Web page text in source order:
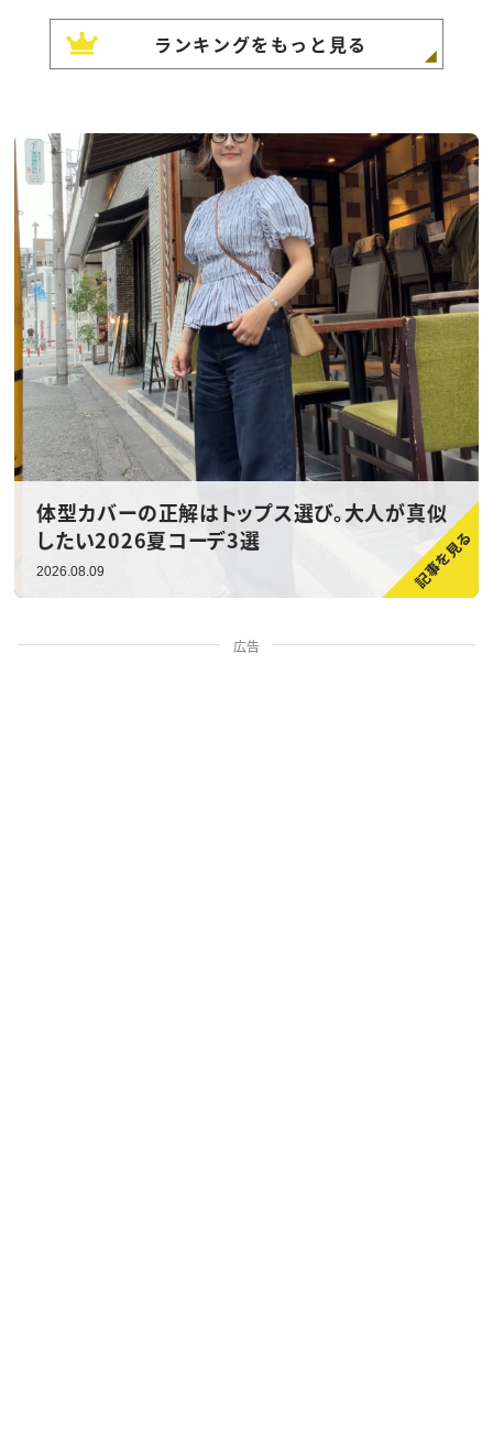
ランキングをもっと見る
体型カバーの正解はトップス選び。大人が真似
したい2026夏コーデ3選
2026.08.09
広告